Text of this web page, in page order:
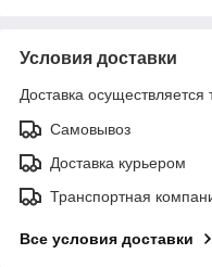
Условия доставки
Доставка осуществляется
Самовывоз
Доставка курьером
Транспортная
Все условия доставки